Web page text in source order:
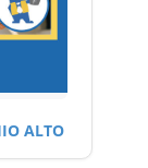
ALTO